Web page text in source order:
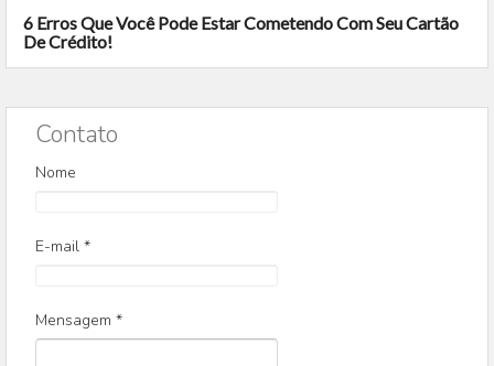
6 Erros Que Você Pode Estar Cometendo Com Seu Cartão
De Crédito!
Contato
Nome
E-mail *
Mensagem *